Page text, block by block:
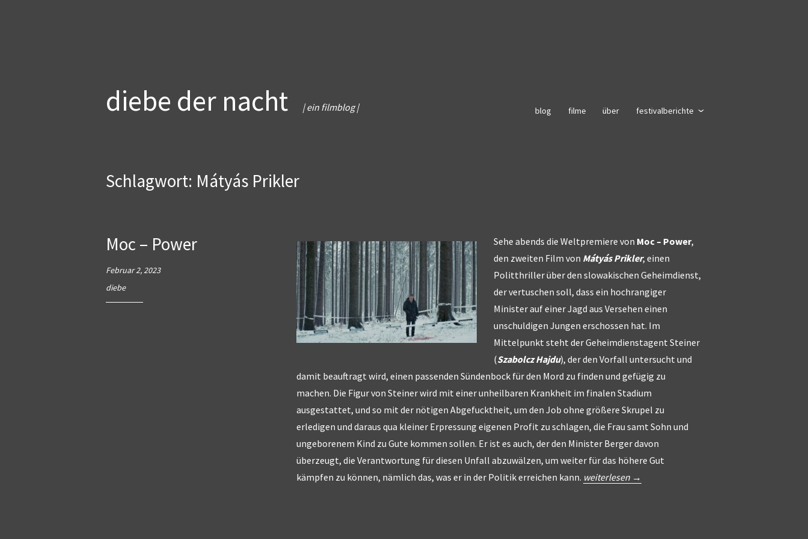
springen
diebe der nacht | ein filmblog | blog filme über festivalberichte
Schlagwort: Mátyás Prikler
Moc – Power
Februar 2, 2023
diebe
Sehe abends die Weltpremiere von Moc – Power,
den zweiten Film von Mátyás Prikler, einen
Politthriller über den slowakischen Geheimdienst,
der vertuschen soll, dass ein hochrangiger
Minister auf einer Jagd aus Versehen einen
unschuldigen Jungen erschossen hat. Im
Mittelpunkt steht der Geheimdienstagent Steiner
(Szabolcz Hajdu), der den Vorfall untersucht und
damit beauftragt wird, einen passenden Sündenbock für den Mord zu finden und gefügig zu
machen. Die Figur von Steiner wird mit einer unheilbaren Krankheit im finalen Stadium
ausgestattet, und so mit der nötigen Abgefucktheit, um den Job ohne größere Skrupel zu
erledigen und daraus qua kleiner Erpressung eigenen Profit zu schlagen, die Frau samt Sohn und
ungeborenem Kind zu Gute kommen sollen. Er ist es auch, der den Minister Berger davon
überzeugt, die Verantwortung für diesen Unfall abzuwälzen, um weiter für das höhere Gut
kämpfen zu können, nämlich das, was er in der Politik erreichen kann. „Moc
weiterlesen →